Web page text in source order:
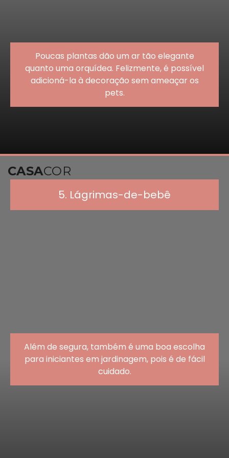
Poucas plantas dão um ar tão elegante
quanto uma orquídea. Felizmente, é possível
adicioná-la à decoração sem ameaçar os
pets.
5. Lágrimas-de-bebê
Além de segura, também é uma boa escolha
para iniciantes em jardinagem, pois é de fácil
cuidado.
CASACOR